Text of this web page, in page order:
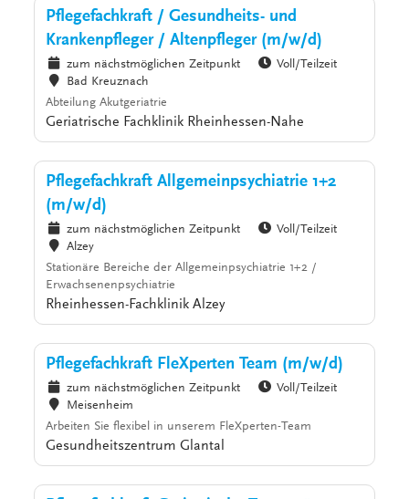
Pflegefachkraft / Gesundheits- und
Krankenpfleger / Altenpfleger (m/w/d)
zum nächstmöglichen Zeitpunkt
Voll/Teilzeit
Bad Kreuznach
Abteilung Akutgeriatrie
Geriatrische Fachklinik Rheinhessen-Nahe
Pflegefachkraft Allgemeinpsychiatrie 1+2
(m/w/d)
zum nächstmöglichen Zeitpunkt
Voll/Teilzeit
Alzey
Stationäre Bereiche der Allgemeinpsychiatrie 1+2 /
Erwachsenenpsychiatrie
Rheinhessen-Fachklinik Alzey
Pflegefachkraft FleXperten Team (m/w/d)
zum nächstmöglichen Zeitpunkt
Voll/Teilzeit
Meisenheim
Arbeiten Sie flexibel in unserem FleXperten-Team
Gesundheitszentrum Glantal